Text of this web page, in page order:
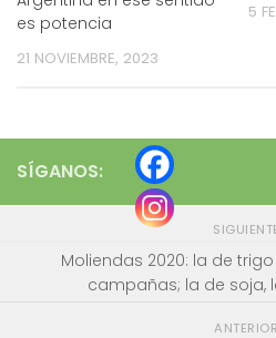
es potencia
21 NOVIEMBRE, 2023
5
SÍGANOS:
Moliendas 2020: la de
campañas; la de soja,
ANTERIOR